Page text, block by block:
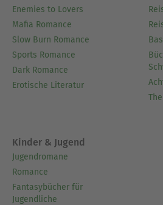
Enemies to Lovers
Mafia Romance
Slow Burn Romance
Sports Romance
Dark Romance
Erotische Literatur
Kinder & Jugend
Jugendromane
Romance
Fantasybücher für
Jugendliche